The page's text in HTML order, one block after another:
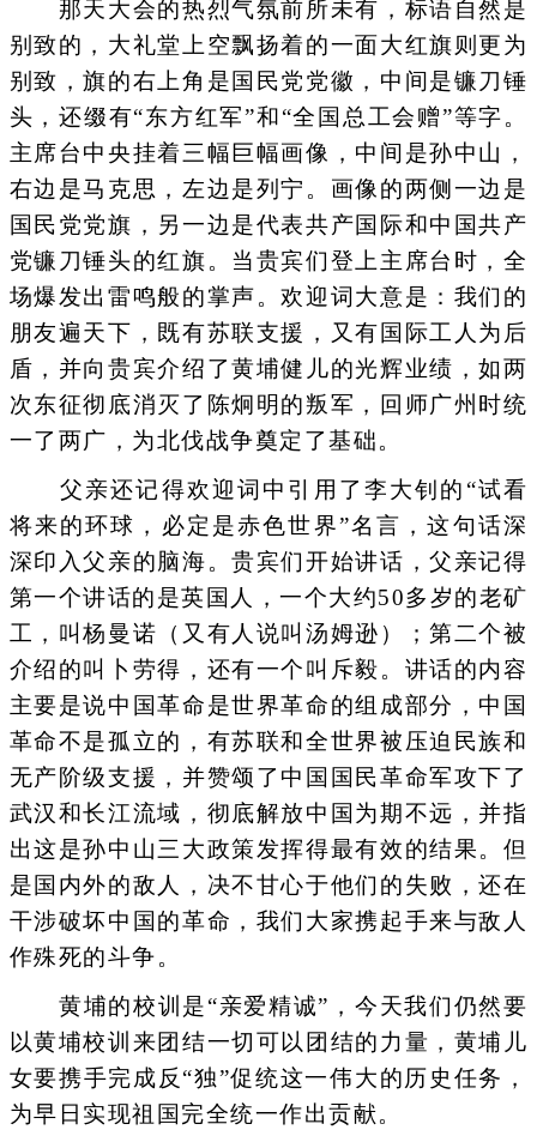
那天大会的热烈气氛前所未有，标语自然是
别致的，大礼堂上空飘扬着的一面大红旗则更为
别致，旗的右上角是国民党党徽，中间是镰刀锤
头，还缀有“东方红军”和“全国总工会赠”等字。
主席台中央挂着三幅巨幅画像，中间是孙中山，
右边是马克思，左边是列宁。画像的两侧一边是
国民党党旗，另一边是代表共产国际和中国共产
党镰刀锤头的红旗。当贵宾们登上主席台时，全
场爆发出雷鸣般的掌声。欢迎词大意是：我们的
朋友遍天下，既有苏联支援，又有国际工人为后
盾，并向贵宾介绍了黄埔健儿的光辉业绩，如两
次东征彻底消灭了陈炯明的叛军，回师广州时统
一了两广，为北伐战争奠定了基础。
父亲还记得欢迎词中引用了李大钊的“试看
将来的环球，必定是赤色世界”名言，这句话深
深印入父亲的脑海。贵宾们开始讲话，父亲记得
第一个讲话的是英国人，一个大约50多岁的老矿
工，叫杨曼诺（又有人说叫汤姆逊）；第二个被
介绍的叫卜劳得，还有一个叫斥毅。讲话的内容
主要是说中国革命是世界革命的组成部分，中国
革命不是孤立的，有苏联和全世界被压迫民族和
无产阶级支援，并赞颂了中国国民革命军攻下了
武汉和长江流域，彻底解放中国为期不远，并指
出这是孙中山三大政策发挥得最有效的结果。但
是国内外的敌人，决不甘心于他们的失败，还在
干涉破坏中国的革命，我们大家携起手来与敌人
作殊死的斗争。
黄埔的校训是“亲爱精诚”，今天我们仍然要
以黄埔校训来团结一切可以团结的力量，黄埔儿
女要携手完成反“独”促统这一伟大的历史任务，
为早日实现祖国完全统一作出贡献。